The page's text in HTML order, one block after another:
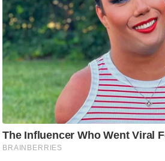
/
ध
र्म
स्थ
ल
व्र
त
त्यो
हा
र